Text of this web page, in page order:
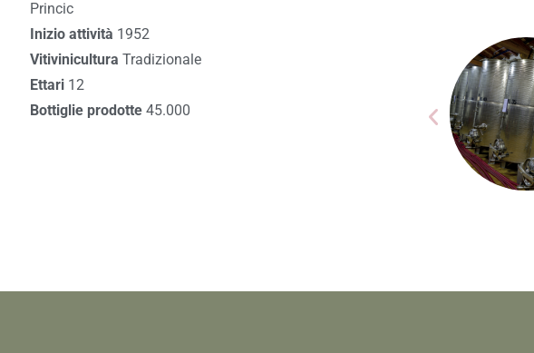
Princic
Inizio attività 1952
Vitivinicultura Tradizionale
Ettari 12
Bottiglie prodotte 45.000